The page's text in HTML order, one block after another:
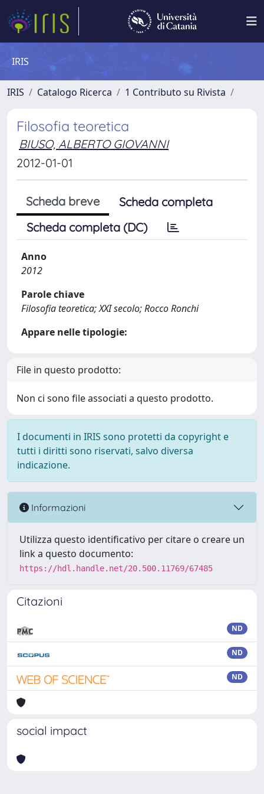
IRIS
IRIS Catalogo Ricerca 1 Contributo su Rivista
Filosofia teoretica
BIUSO, ALBERTO GIOVANNI
2012-01-01
Scheda breve
Scheda completa
Scheda completa (DC)
Anno
2012
Parole chiave
Filosofia teoretica; XXI secolo; Rocco Ronchi
Appare nelle tipologie:
File in questo prodotto:
Non ci sono file associati a questo prodotto.
I documenti in IRIS sono protetti da copyright e
tutti i diritti sono riservati, salvo diversa
indicazione.
Informazioni
Utilizza questo identificativo per citare o creare un
link a questo documento:
https://hdl.handle.net/20.500.11769/67485
Citazioni
ND
ND
ND
social impact